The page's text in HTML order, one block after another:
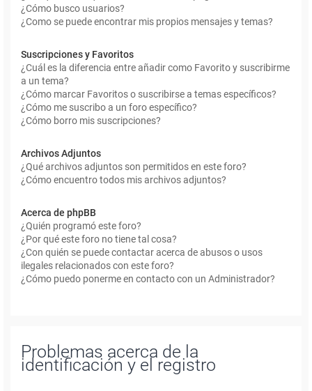
¿Cómo busco usuarios?
¿Como se puede encontrar mis propios mensajes y temas?
Suscripciones y Favoritos
¿Cuál es la diferencia entre añadir como Favorito y suscribirme
a un tema?
¿Cómo marcar Favoritos o suscribirse a temas específicos?
¿Cómo me suscribo a un foro específico?
¿Cómo borro mis suscripciones?
Archivos Adjuntos
¿Qué archivos adjuntos son permitidos en este foro?
¿Cómo encuentro todos mis archivos adjuntos?
Acerca de phpBB
¿Quién programó este foro?
¿Por qué este foro no tiene tal cosa?
¿Con quién se puede contactar acerca de abusos o usos
ilegales relacionados con este foro?
¿Cómo puedo ponerme en contacto con un Administrador?
Problemas acerca de la
identificación y el registro